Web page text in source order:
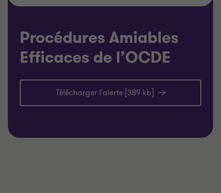
Procédures Amiables
Efficaces de l’OCDE
Télécharger l'alerte [389 kb]